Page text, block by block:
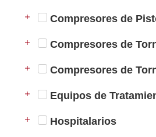
Compresores de
Compresores de
Compresores de
Equipos de
Hospitalarios